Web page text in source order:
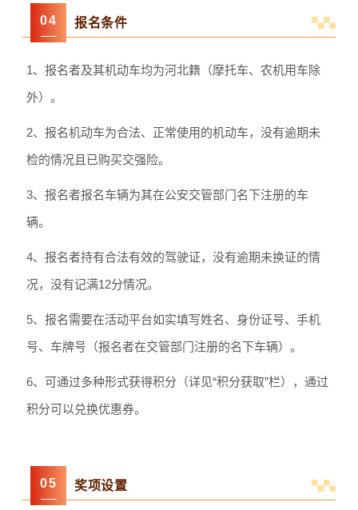
04 报名条件
1、报名者及其机动车均为河北籍（摩托车、农机用车除
外）。
2、报名机动车为合法、正常使用的机动车，没有逾期未
检的情况且已购买交强险。
3、报名者报名车辆为其在公安交管部门名下注册的车
辆。
4、报名者持有合法有效的驾驶证，没有逾期未换证的情
况，没有记满12分情况。
5、报名需要在活动平台如实填写姓名、身份证号、手机
号、车牌号（报名者在交管部门注册的名下车辆）。
6、可通过多种形式获得积分（详见“积分获取”栏），通过
积分可以兑换优惠券。
05 奖项设置